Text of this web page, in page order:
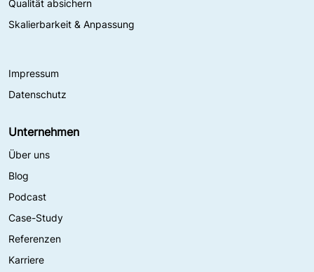
Qualität absichern
Skalierbarkeit & Anpassung
Impressum
Datenschutz
Unternehmen
Über uns
Blog
Podcast
Case-Study
Referenzen
Karriere